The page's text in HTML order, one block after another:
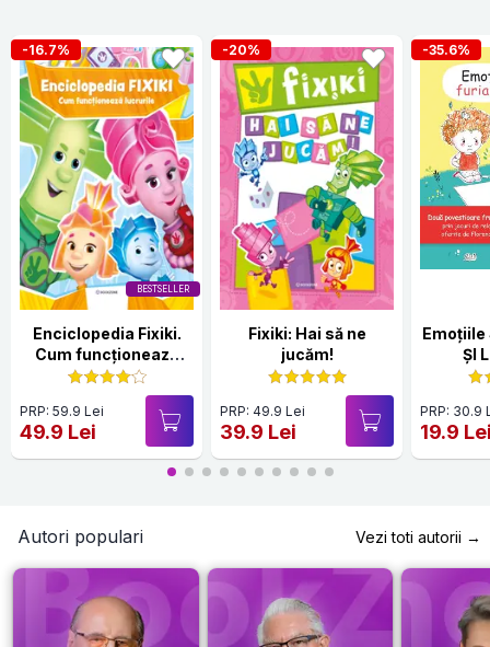
BESTSELLER
-16.7%
Enciclopedia Fixiki.
Cum funcționează
lucrurile
PRP: 59.9 Lei
49.9 Lei
-20%
Fixiki: Hai să ne
jucăm!
PRP: 49.9 Lei
39.9 Lei
-35.6%
Emoțiile
ȘI
PRP: 30.9
19.9
Autori populari Vezi toti autorii →